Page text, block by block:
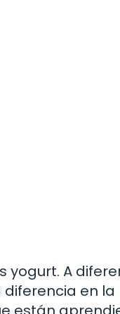
yogurt. A
diferencia en la